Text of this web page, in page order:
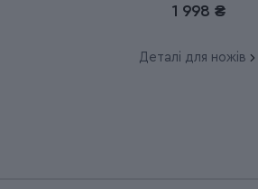
1 998 ₴
Деталі для ножів